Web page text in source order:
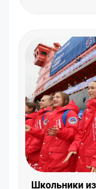
Школьники